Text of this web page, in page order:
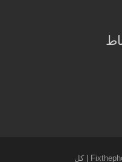
© حقوق النشر 2026 Fixthephoto.com | كل